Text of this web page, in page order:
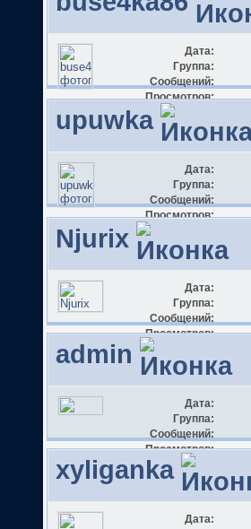
Дата:
Группа:
Сообщений:
Просмотров:
upuwka
Дата:
Группа:
Сообщений:
Просмотров:
Njurix
Дата:
Группа:
Сообщений:
Просмотров:
admin
Дата:
Группа:
Сообщений:
Просмотров:
xyliganka
Дата: